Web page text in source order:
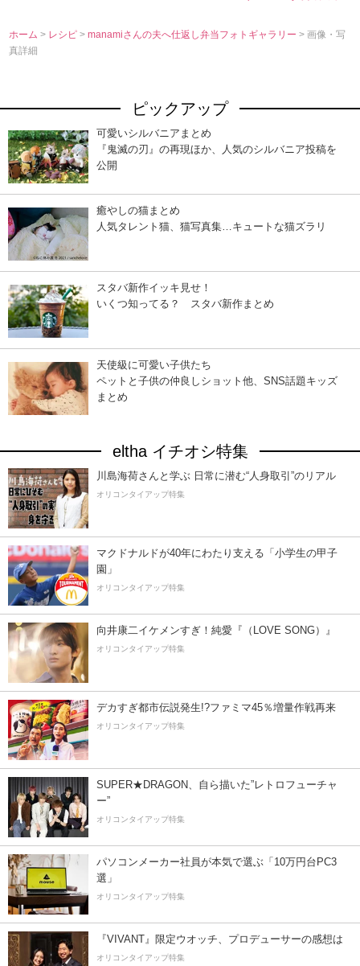
ホーム > レシピ>manamiさんの夫へ仕返し弁当フォトギャラリー> 画像・写
真詳細
ピックアップ
可愛いシルバニアまとめ
『鬼滅の刃』の再現ほか、人気のシルバニア投稿を
公開
癒やしの猫まとめ
人気タレント猫、猫写真集…キュートな猫ズラリ
スタバ新作イッキ見せ！
いくつ知ってる？ スタバ新作まとめ
天使級に可愛い子供たち
ペットと子供の仲良しショット他、SNS話題キッズ
まとめ
eltha イチオシ特集
川島海荷さんと学ぶ 日常に潜む“人身取引”のリアル
オリコンタイアップ特集
マクドナルドが40年にわたり支える「小学生の甲子
園」
オリコンタイアップ特集
向井康二イケメンすぎ！純愛『（LOVE SONG）』
オリコンタイアップ特集
デカすぎ都市伝説発生!?ファミマ45％増量作戦再来
オリコンタイアップ特集
SUPER★DRAGON、自ら描いた”レトロフューチャ
ー”
オリコンタイアップ特集
パソコンメーカー社員が本気で選ぶ「10万円台PC3
選」
オリコンタイアップ特集
『VIVANT』限定ウオッチ、プロデューサーの感想は
オリコンタイアップ特集